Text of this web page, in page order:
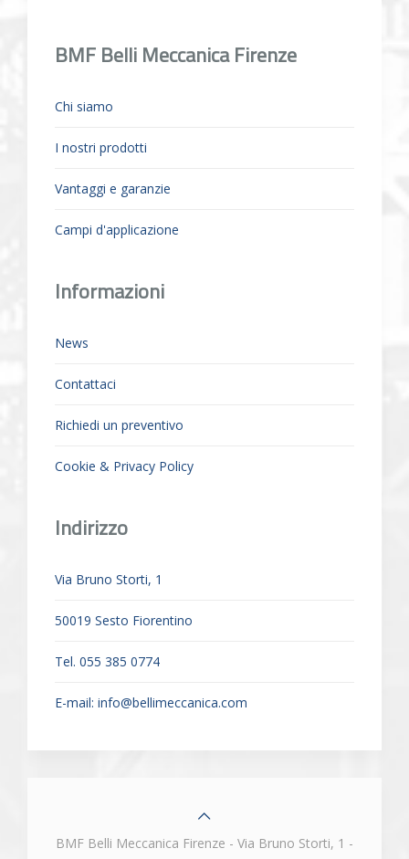
BMF Belli Meccanica Firenze
Chi siamo
I nostri prodotti
Vantaggi e garanzie
Campi d'applicazione
Informazioni
News
Contattaci
Richiedi un preventivo
Cookie & Privacy Policy
Indirizzo
Via Bruno Storti, 1
50019 Sesto Fiorentino
Tel. 055 385 0774
E-mail: info@bellimeccanica.com
BMF Belli Meccanica Firenze - Via Bruno Storti, 1 -